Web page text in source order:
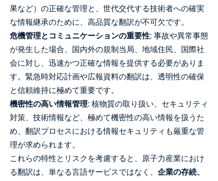
果など）の正確な管理と、世代交代する技術者への確実
な情報継承のために、高品質な翻訳が不可欠です。
危機管理とコミュニケーションの重要性: 事故や異常事態
が発生した場合、国内外の規制当局、地域住民、国際社
会に対し、迅速かつ正確な情報を提供する必要がありま
す。緊急時対応計画や広報資料の翻訳は、透明性の確保
と信頼維持に極めて重要です。
機密性の高い情報管理: 核物質の取り扱い、セキュリティ
対策、技術情報など、極めて機密性の高い情報を扱うた
め、翻訳プロセスにおける情報セキュリティも厳重な管
理が求められます。
これらの特性とリスクを考慮すると、原子力産業におけ
る翻訳は、単なる言語サービスではなく、 企業の存続、